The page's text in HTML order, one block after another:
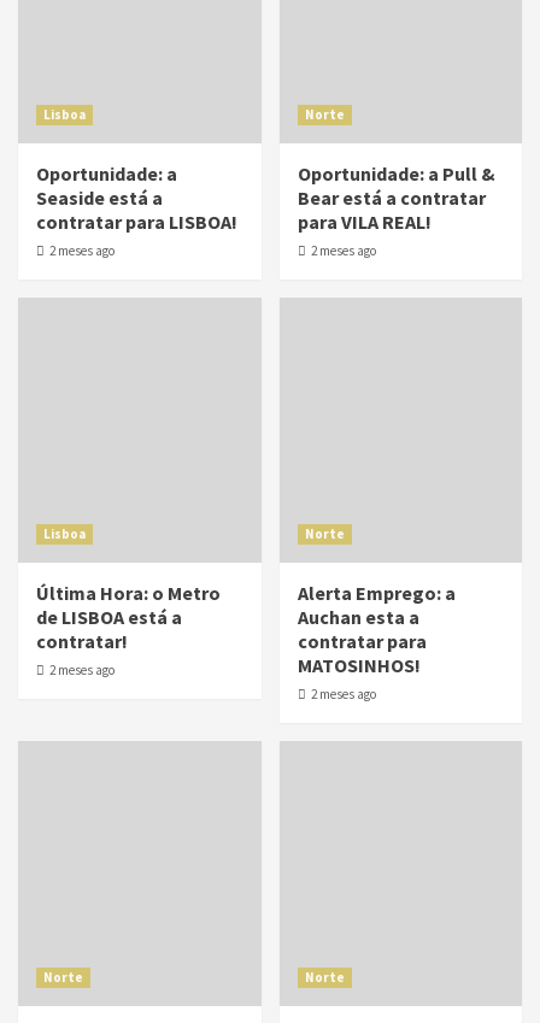
Lisboa
Oportunidade: a
Seaside está a
contratar para LISBOA!
2 meses ago
Norte
Oportunidade: a Pull &
Bear está a contratar
para VILA REAL!
2 meses ago
Lisboa
Última Hora: o Metro
de LISBOA está a
contratar!
2 meses ago
Norte
Alerta Emprego: a
Auchan esta a
contratar para
MATOSINHOS!
2 meses ago
Norte Norte